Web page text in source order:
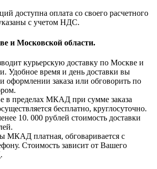
доступна оплата со своего расчетного
с учетом НДС.
и Московской области.
курьерскую доставку по Москве и
Удобное время и день доставки вы
оформлении заказа или обговорить по
в пределах МКАД при сумме заказа
бесплатно, круглосуточно.
10. 000 рублей стоимость доставки
МКАД платная, обговаривается с
Стоимость зависит от Вашего